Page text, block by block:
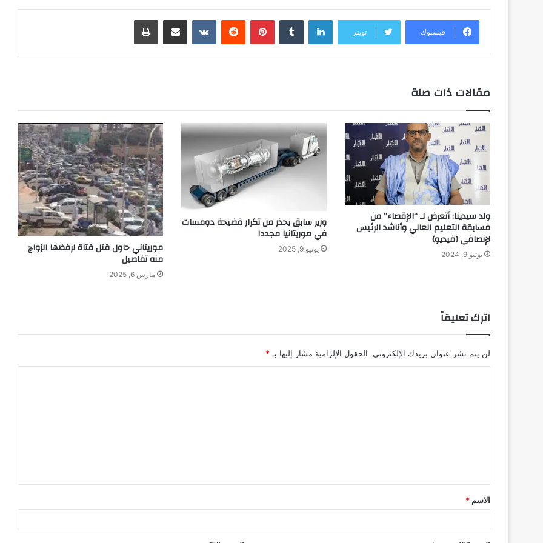
فيسبوك تويتر
لينكدإن بينتيريست مشاركة عبر البريد طباعة
مقالات ذات صلة
ولد سيدينا: أتعرض لـ “الإقصاء” من
مسابقة التعليم العالي وأناشد الرئيس
لإنصافي (فيديو)
يونيو 9, 2024
وزير سابق يحذر من تكرار فضيحة دومسات
في موريتانيا مجددا
يونيو 9, 2025 موريتاني حاول قتل فتاة لرفضها الزواج
منه تفاصيل
مارس 6, 2025
اترك تعليقاً
لن يتم نشر عنوان بريدك الإلكتروني. الحقول الإلزامية مشار إليها بـ *
ق
*
الاسم *